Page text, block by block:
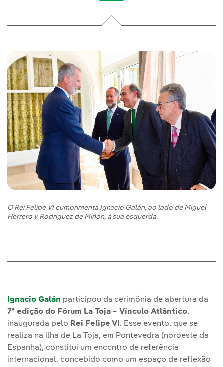
O Rei Felipe VI cumprimenta Ignacio Galán, ao lado de Miguel
Herrero y Rodríguez de Miñón, à sua esquerda.
Ignacio Galán participou da cerimônia de abertura da
7ª edição do Fórum La Toja – Vínculo Atlântico,
inaugurada pelo Rei Felipe VI . Esse evento, que se
realiza na ilha de La Toja, em Pontevedra (noroeste da
Espanha), constitui um encontro de referência
internacional, concebido como um espaço de reflexão